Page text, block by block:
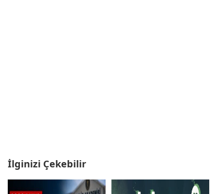
İlginizi Çekebilir